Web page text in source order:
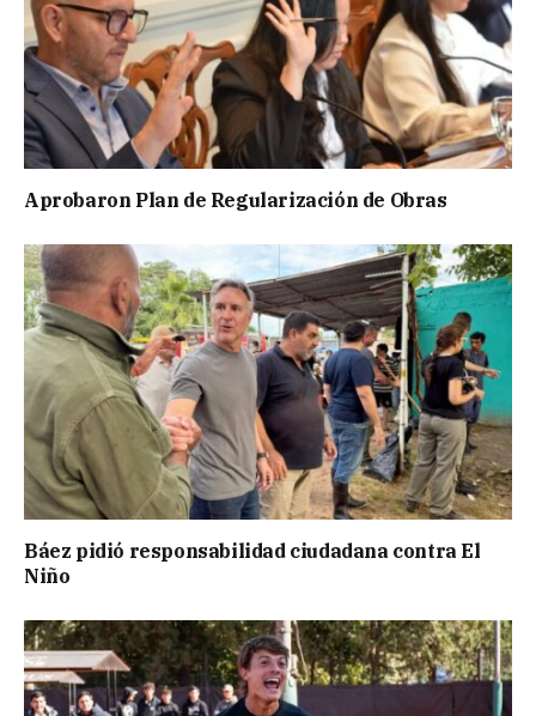
Aprobaron Plan de Regularización de Obras
Báez pidió responsabilidad ciudadana contra El
Niño